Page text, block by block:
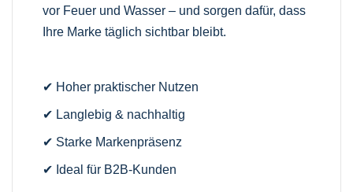
vor Feuer und Wasser – und sorgen dafür, dass
Ihre Marke täglich sichtbar bleibt.
✔ Hoher praktischer Nutzen
✔ Langlebig & nachhaltig
✔ Starke Markenpräsenz
✔ Ideal für B2B-Kunden